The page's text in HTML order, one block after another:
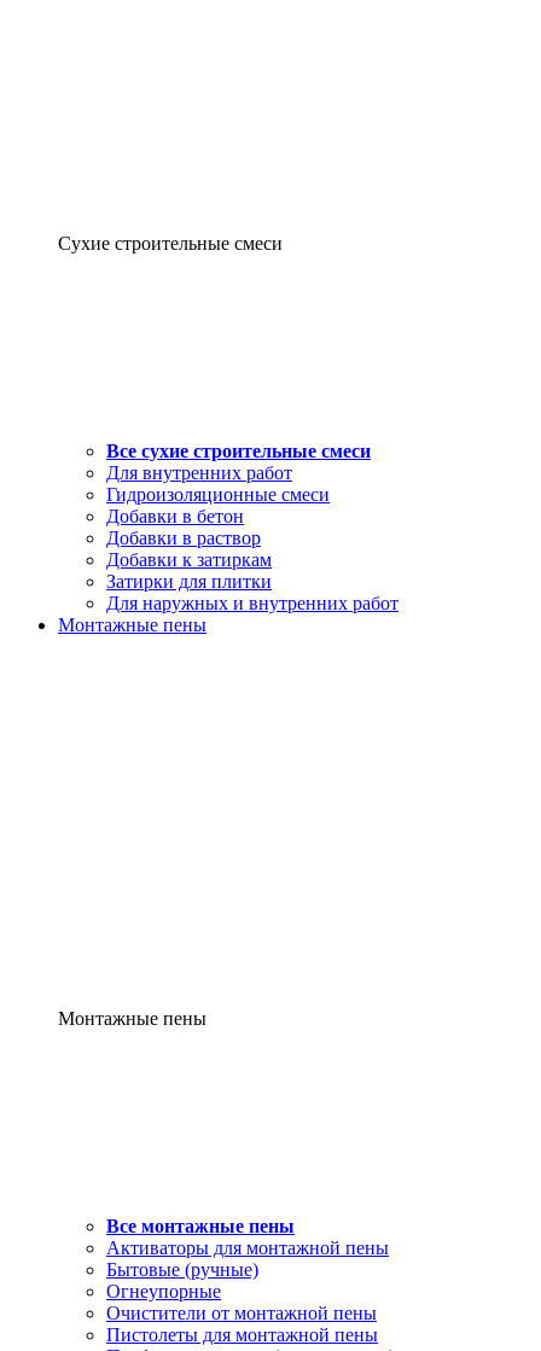
Сухие строительные смеси
Все сухие строительные смеси
Для внутренних работ
Гидроизоляционные смеси
Добавки в бетон
Добавки в раствор
Добавки к затиркам
Затирки для плитки
Для наружных и внутренних работ
Монтажные пены
Монтажные пены
Все монтажные пены
Активаторы для монтажной пены
Бытовые (ручные)
Огнеупорные
Очистители от монтажной пены
Пистолеты для монтажной пены